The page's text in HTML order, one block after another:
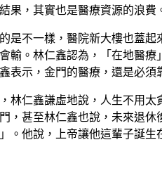
果，其實也是醫療資源的浪費
不一樣，醫院新大樓也蓋起
輸。林仁鑫認為，「在地醫
表示，金門的醫療，還是必須
仁鑫謙虛地說，人生不用太
，甚至林仁鑫也說，未來退
。他說，上帝讓他這輩子誕